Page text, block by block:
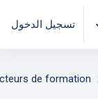
تسجيل الدخول
de formation